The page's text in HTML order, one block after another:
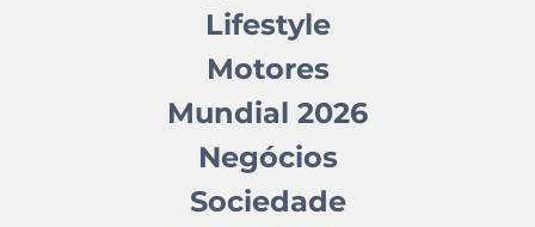
Lifestyle
Motores
Mundial 2026
Negócios
Sociedade